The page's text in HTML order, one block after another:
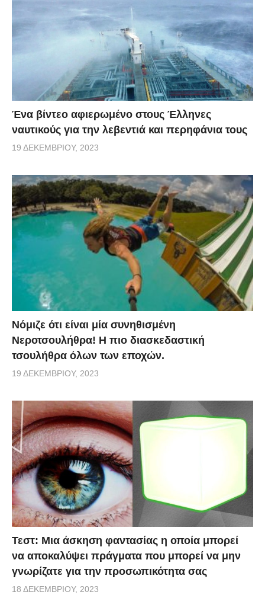
Ένα βίντεο αφιερωμένο στους Έλληνες
ναυτικούς για την λεβεντιά και περηφάνια τους
19 ΔΕΚΕΜΒΡΊΟΥ, 2023
Νόμιζε ότι είναι μία συνηθισμένη
Νεροτσουλήθρα! Η πιο διασκεδαστική
τσουλήθρα όλων των εποχών.
19 ΔΕΚΕΜΒΡΊΟΥ, 2023
Τεστ: Μια άσκηση φαντασίας η οποία μπορεί
να αποκαλύψει πράγματα που μπορεί να μην
γνωρίζατε για την προσωπικότητα σας
18 ΔΕΚΕΜΒΡΊΟΥ, 2023